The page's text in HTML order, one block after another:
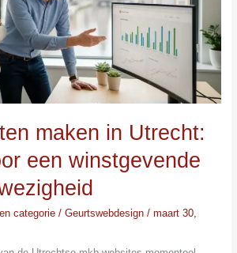
maken in Utrecht:
een winstgevende
categorie/ Geurtswebdesign / maart 30,